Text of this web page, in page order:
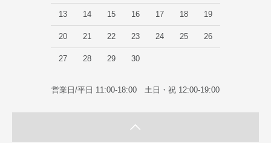
13 14 15 16 17 18 19
20 21 22 23 24 25 26
27 28 29 30
営業日/平日 11:00-18:00 土日・祝 12:00-19:00